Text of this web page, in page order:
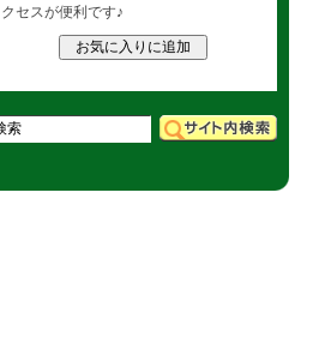
クセスが便利です♪